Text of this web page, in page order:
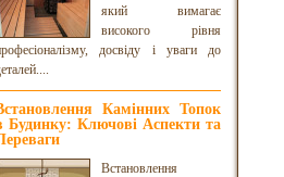
який вимагає
високого рівня
досвіду і уваги до
Камінних Топок
Будинку: Ключові Аспекти та
Встановлення